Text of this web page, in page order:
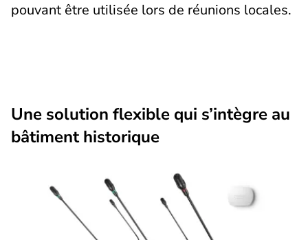
pouvant être utilisée lors de réunions locales.
Une solution flexible qui s’intègre au
bâtiment historique